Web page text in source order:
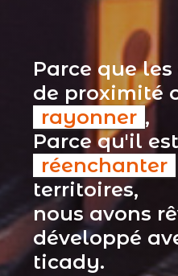
Parce que
de proximité
rayonner ,
Parce qu'il
réenchanter
territoires,
nous avons
développé
ticady.